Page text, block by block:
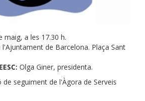
maig, a les 17.30 h.
l'Ajuntament de Barcelona. Plaça Sant
Olga Giner, presidenta.
de seguiment de l'Àgora de Serveis